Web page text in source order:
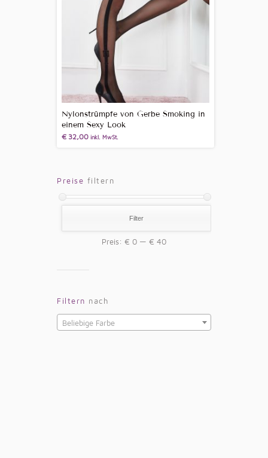
Nylonstrümpfe von Gerbe Smoking in
einem Sexy Look
€32,00 inkl. MwSt.
Preise filtern
Filter
Preis: € 0 — € 40
Filtern nach
Beliebige Farbe